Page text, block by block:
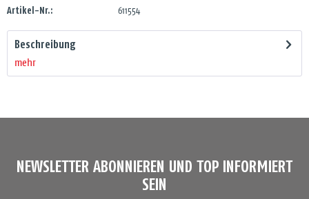
Artikel-Nr.: 611554
Beschreibung
mehr
NEWSLETTER ABONNIEREN UND TOP INFORMIERT
SEIN